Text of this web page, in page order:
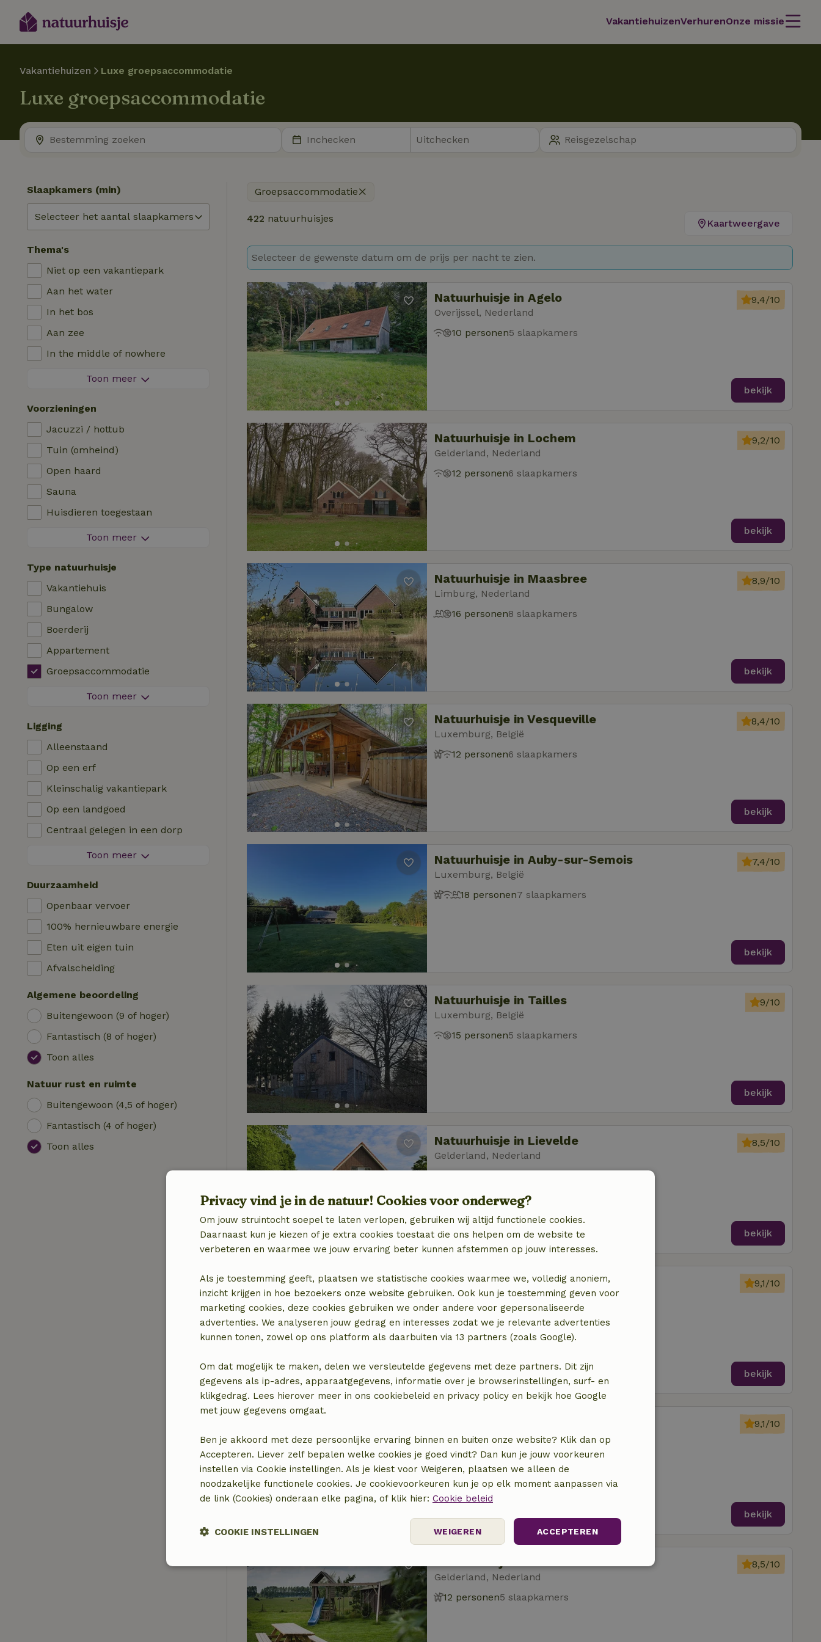
VakantiehuizenVerhurenOnze missie
Vakantiehuizen Luxe groepsaccommodatie
Luxe groepsaccommodatie
Groepsaccommodatie
422 natuurhuisjes Kaartweergave
Selecteer de gewenste datum om de prijs per nacht te zien.
Natuurhuisje in Agelo
Overijssel, Nederland
9,4/10
10 personen5 slaapkamers
bekijk
Natuurhuisje in Lochem
Gelderland, Nederland
9,2/10
12 personen6 slaapkamers
bekijk
Natuurhuisje in Maasbree
Limburg, Nederland
8,9/10
16 personen8 slaapkamers
bekijk
Natuurhuisje in Vesqueville
Luxemburg, België
8,4/10
12 personen6 slaapkamers
bekijk
Natuurhuisje in Auby-sur-Semois
Luxemburg, België
7,4/10
18 personen7 slaapkamers
bekijk
Natuurhuisje in Tailles
Luxemburg, België
9/10
15 personen5 slaapkamers
bekijk
Natuurhuisje in Lievelde
Gelderland, Nederland
8,5/10
bekijk
Natuurhuisje in Beekbergen
Gelderland, Nederland
9,1/10
6 personen2 slaapkamers
bekijk
Drenthe, Nederland
9,1/10
10 personen5 slaapkamers
bekijk
Gelderland, Nederland
8,5/10
12 personen5 slaapkamers
Slaapkamers (min)
Thema's
Niet op een vakantiepark
Aan het water
In het bos
Aan zee
In the middle of nowhere
Tussen de velden
In de polder
In de bergen
Helemaal alleen
In een boomgaard
Viswater in de buurt
Toon meer
Voorzieningen
Jacuzzi / hottub
Tuin (omheind)
Open haard
Sauna
Huisdieren toegestaan
Vuurwerkvrije omgeving
Direct boekbaar
Wasmachine
Afwasmachine
Tuinmeubilair
Internettoegang (WiFi)
Koel-/vriescombinatie
Tv
Internet
Barbecue
Verwarming (CV)
Kinderstoel
Auto laadpaal
Zwembad (gemeenschappelijk)
Rolstoel toegankelijk
Zwembad (privé)
Toon meer
Type natuurhuisje
Vakantiehuis
Bungalow
Boerderij
Appartement
Groepsaccommodatie
Tiny house
Landhuis
Chalet
Villa
Glamping
Blokhut
Logies
Pipowagen
Safaritent
Kampeerplek
Boot
Toon meer
Ligging
Alleenstaand
Op een erf
Kleinschalig vakantiepark
Op een landgoed
Centraal gelegen in een dorp
Aan de rand van een dorp
Toon meer
Duurzaamheid
Openbaar vervoer
100% hernieuwbare energie
Eten uit eigen tuin
Afvalscheiding
Algemene beoordeling
Buitengewoon (9 of hoger)
Fantastisch (8 of hoger)
Toon alles
Natuur rust en ruimte
Buitengewoon (4,5 of hoger)
Fantastisch (4 of hoger)
Toon alles
Privacy vind je in de natuur! Cookies voor onderweg?
Om jouw struintocht soepel te laten verlopen, gebruiken wij altijd functionele cookies.
Daarnaast kun je kiezen of je extra cookies toestaat die ons helpen om de website te
verbeteren en waarmee we jouw ervaring beter kunnen afstemmen op jouw interesses.
Als je toestemming geeft, plaatsen we statistische cookies waarmee we, volledig anoniem,
inzicht krijgen in hoe bezoekers onze website gebruiken. Ook kun je toestemming geven voor
marketing cookies, deze cookies gebruiken we onder andere voor gepersonaliseerde
advertenties. We analyseren jouw gedrag en interesses zodat we je relevante advertenties
kunnen tonen, zowel op ons platform als daarbuiten via 13 partners (zoals Google).
Om dat mogelijk te maken, delen we versleutelde gegevens met deze partners. Dit zijn
gegevens als ip-adres, apparaatgegevens, informatie over je browserinstellingen, surf- en
klikgedrag. Lees hierover meer in ons cookiebeleid en privacy policy en bekijk hoe Google
met jouw gegevens omgaat.
Ben je akkoord met deze persoonlijke ervaring binnen en buiten onze website? Klik dan op
Accepteren. Liever zelf bepalen welke cookies je goed vindt? Dan kun je jouw voorkeuren
instellen via Cookie instellingen. Als je kiest voor Weigeren, plaatsen we alleen de
noodzakelijke functionele cookies. Je cookievoorkeuren kun je op elk moment aanpassen via
de link (Cookies) onderaan elke pagina, of klik hier: Cookie beleid
ACCEPTEREN
WEIGEREN
COOKIE INSTELLINGEN
Strikt
Prestatie Targeting Functioneel
Niet-